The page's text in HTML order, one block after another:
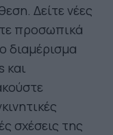
Δείτε νέες
προσωπικά
διαμέρισμα
και
σχέσεις της